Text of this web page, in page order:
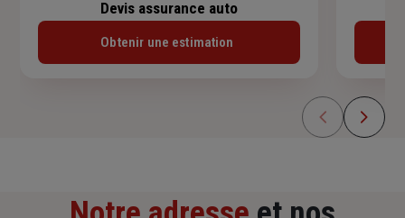
Devis assurance auto
Obtenir une estimation